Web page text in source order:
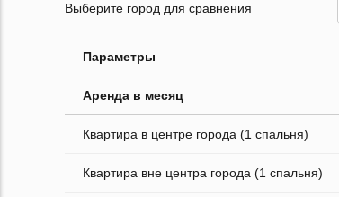
Выберите город для сравнения
Параметры
Аренда в месяц
Квартира в центре города (1 спальня)
Квартира вне центра города (1 спальня)